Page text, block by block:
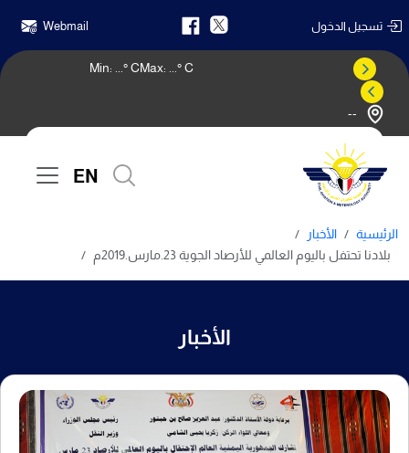
تسجيل الدخول Webmail
--
Max: ° C
Min: ° C
EN
الرئيسية
الأخبار
بلادنا تحتفل باليوم العالمي للأرصاد الجوية 23.مارس.2019م
الأخبار